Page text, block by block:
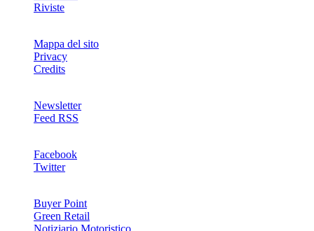
Riviste
Mappa del sito
Privacy
Credits
Newsletter
Feed RSS
Facebook
Twitter
Buyer Point
Green Retail